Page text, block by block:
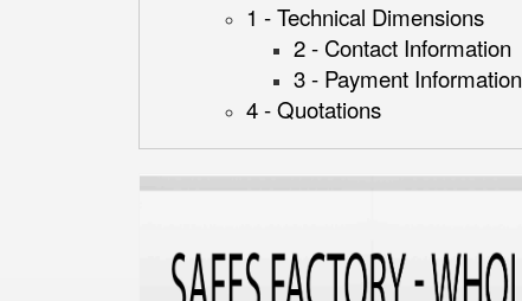
1 - Technical Dimensions
2 - Contact Information
3 - Payment Information
4 - Quotations